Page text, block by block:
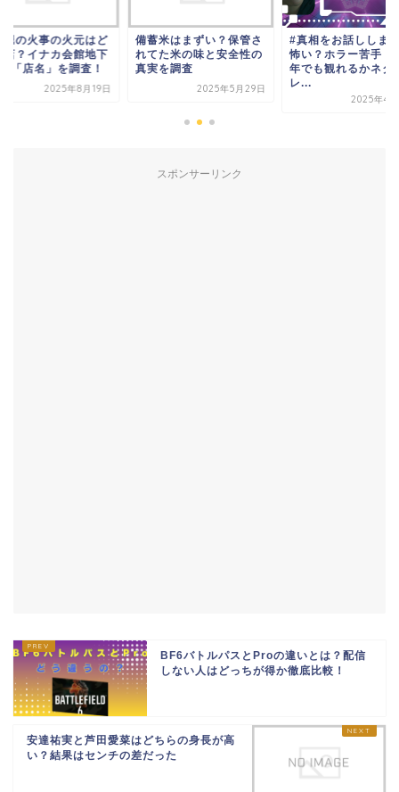
堀の火事の火元はど
店？イナカ会館地下
「店名」を調査！
2025年8月19日
備蓄米はまずい？保管さ
れてた米の味と安全性の
真実を調査
2025年5月29日
#真相をお話ししま
怖い？ホラー苦手・
年でも観れるかネタ
レ...
2025年4
スポンサーリンク
BF6バトルパスとProの違いとは？配信
しない人はどっちが得か徹底比較！
安達祐実と芦田愛菜はどちらの身長が高
い？結果はセンチの差だった